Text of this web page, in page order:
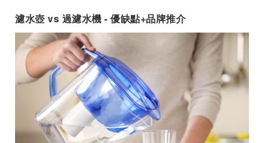
濾水壺 vs 過濾水機 - 優缺點+品牌推介